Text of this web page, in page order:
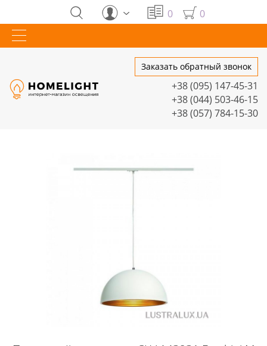
0 0
Заказать обратный звонок
+38 (095) 147-45-31
+38 (044) 503-46-15
+38 (057) 784-15-30